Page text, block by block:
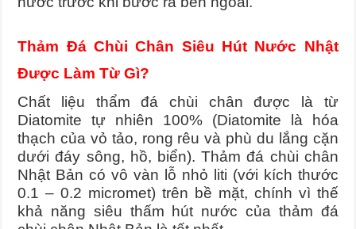
Thảm Đá Chùi Chân Siêu Hút Nước Nhật
Được Làm Từ Gì?
Chất liệu thẩm đá chùi chân được là từ
Diatomite tự nhiên 100% (Diatomite là hóa
thạch của vỏ tảo, rong rêu và phù du lắng cặn
dưới đáy sông, hồ, biển).Thảm đá chùi chân
Nhật Bản có vô vàn lỗ nhỏ liti (với kích thước
0.1 – 0.2 micromet) trên bề mặt, chính vì thế
khả năng siêu thấm hút nước của thảm đá